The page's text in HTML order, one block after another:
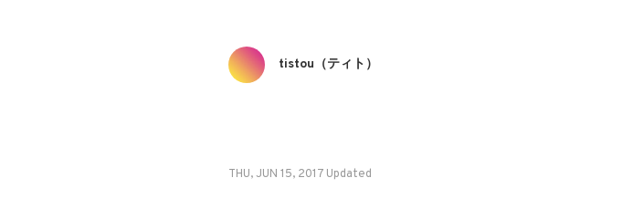
tistou（ティト）
THU, JUN 15, 2017 Updated